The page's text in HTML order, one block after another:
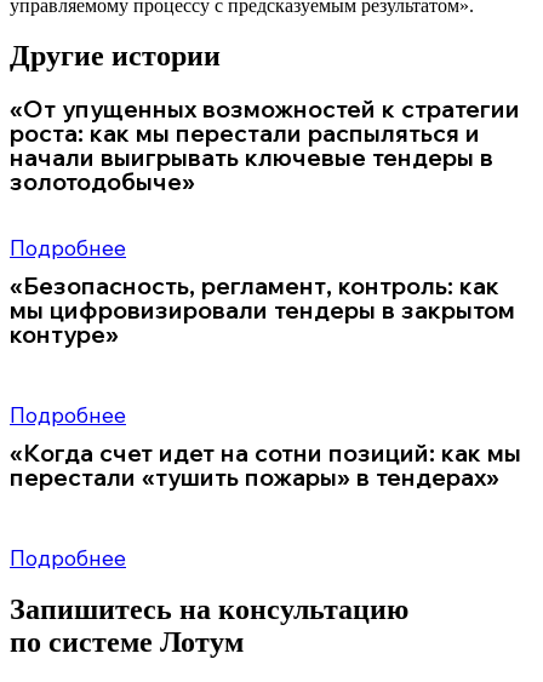
управляемому процессу с предсказуемым результатом».
Другие истории
«От упущенных возможностей к стратегии
роста: как мы перестали распыляться и
начали выигрывать ключевые тендеры в
золотодобыче»
Подробнее
«Безопасность, регламент, контроль: как
мы цифровизировали тендеры в закрытом
контуре»
Подробнее
«Когда счет идет на сотни позиций: как мы
перестали «тушить пожары» в тендерах»
Подробнее
Запишитесь на консультацию
по системе Лотум